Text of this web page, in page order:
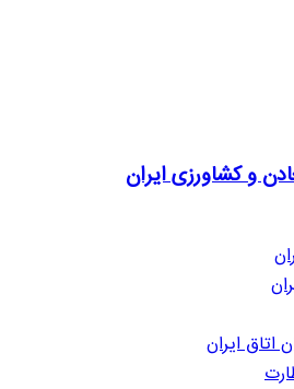
و کشاورزی ایران
اتاق ایران